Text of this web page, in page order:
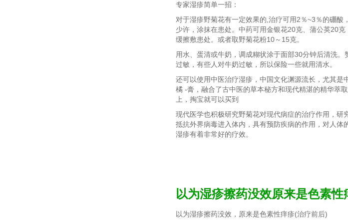
专家湿疹简单一招：
对于湿疹野菊花有一定效果的,治疗可用2％~3％的硼酸
少许，涂抹在患处。中药可用金银花20克、蒲公英20
缓擦敷患处。或者取野菊花粉10～15克。
用水、蛋清或牛奶，调成糊状涂于面部30分钟后清洗
过敏，有些人对牛奶过敏，所以保险一些就用清水。
还可以使用中医治疗湿疹，中国文化渊源流长，尤其
橘 -膏，融合了古中医的草本秘方和现代精湛的精华萃
上，掏宝就可以买到
现代医学也积极研究野菊花对现代病症的治疗作用，
抵抗外界病毒进入体内，具有预防疾病的作用，对人
湿疹有着非常好的疗效。
以为湿疹擦药没效原来是色素性
以为湿疹擦药没效，原来是色素性痒疹(治疗前后)